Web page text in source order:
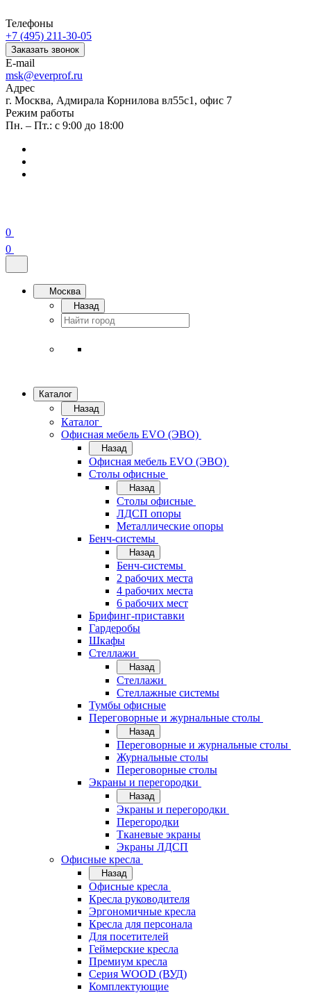
Телефоны
+7 (495) 211-30-05
Заказать звонок
E-mail
msk@everprof.ru
Адрес
г. Москва, Адмирала Корнилова вл55с1, офис 7
Режим работы
Пн. – Пт.: с 9:00 до 18:00
0
0
Москва
Назад
Каталог
Назад
Каталог
Офисная мебель EVO (ЭВО)
Назад
Офисная мебель EVO (ЭВО)
Cтолы офисные
Назад
Cтолы офисные
ЛДСП опоры
Металлические опоры
Бенч-системы
Назад
Бенч-системы
2 рабочих места
4 рабочих места
6 рабочих мест
Брифинг-приставки
Гардеробы
Шкафы
Стеллажи
Назад
Стеллажи
Стеллажные системы
Тумбы офисные
Переговорные и журнальные столы
Назад
Переговорные и журнальные столы
Журнальные столы
Переговорные столы
Экраны и перегородки
Назад
Экраны и перегородки
Перегородки
Тканевые экраны
Экраны ЛДСП
Офисные кресла
Назад
Офисные кресла
Кресла руководителя
Эргономичные кресла
Кресла для персонала
Для посетителей
Геймерские кресла
Премиум кресла
Серия WOOD (ВУД)
Комплектующие